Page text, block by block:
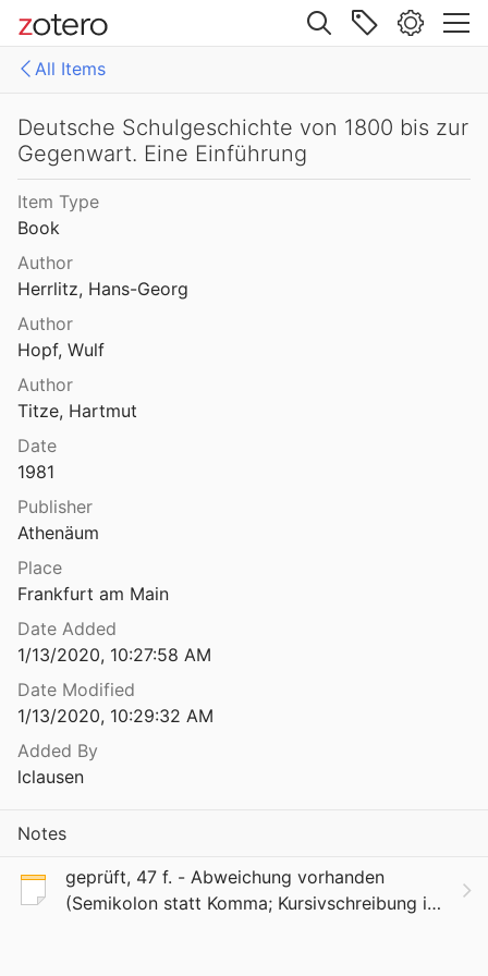
Site navigation
All Items
Gesamtausgabe (KMG)
All Items
1: Klaus Mollenhauer: Werke
3: Archivdokumente
Deutsche Schulgeschichte von 1800 bis zur
Gegenwart. Eine Einführung
Item Type
Book
Author
Herrlitz, Hans-Georg
Author
Hopf, Wulf
Author
Titze, Hartmut
Date
1981
Publisher
Athenäum
Place
Frankfurt am Main
Date Added
1/13/2020, 10:27:58 AM
Date Modified
1/13/2020, 10:29:32 AM
Added By
lclausen
Notes
geprüft, 47 f. - Abweichung vorhanden
(Semikolon statt Komma; Kursivschreibung im